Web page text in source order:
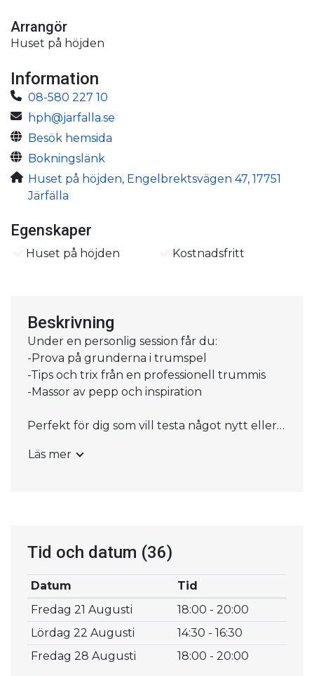
Arrangör
Huset på höjden
Information
08-580 227 10
hph@jarfalla.se
Besök hemsida
Bokningslänk
Huset på höjden, Engelbrektsvägen 47, 17751
Järfälla
Egenskaper
Huset på höjden Kostnadsfritt
Beskrivning
Under en personlig session får du:
-Prova på grunderna i trumspel
-Tips och trix från en professionell trummis
-Massor av pepp och inspiration
Perfekt för dig som vill testa något nytt eller
Ingen tidigare erfarenhet krävs. Passar alla
Bokas via "Boka" knappen här på sidan.
Platser släpps en vecka innan.
Läs mer
Tid och datum (36)
Datum
Tid
Fredag 21 Augusti
18:00 - 20:00
Lördag 22 Augusti
14:30 - 16:30
Fredag 28 Augusti
18:00 - 20:00